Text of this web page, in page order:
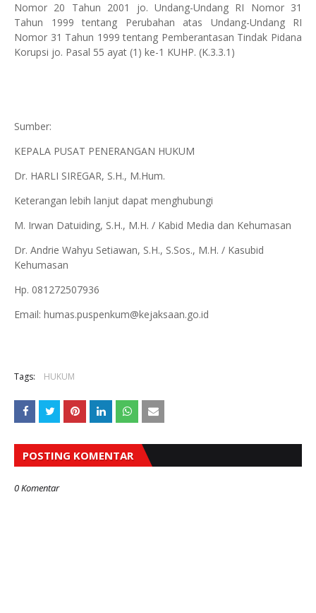
Nomor 20 Tahun 2001 jo. Undang-Undang RI Nomor 31
Tahun 1999 tentang Perubahan atas Undang-Undang RI
Nomor 31 Tahun 1999 tentang Pemberantasan Tindak Pidana
Korupsi jo. Pasal 55 ayat (1) ke-1 KUHP. (K.3.3.1)
Sumber:
KEPALA PUSAT PENERANGAN HUKUM
Dr. HARLI SIREGAR, S.H., M.Hum.
Keterangan lebih lanjut dapat menghubungi
M. Irwan Datuiding, S.H., M.H. / Kabid Media dan Kehumasan
Dr. Andrie Wahyu Setiawan, S.H., S.Sos., M.H. / Kasubid
Kehumasan
Hp. 081272507936
Email: humas.puspenkum@kejaksaan.go.id
Tags: HUKUM
POSTING KOMENTAR
0 Komentar